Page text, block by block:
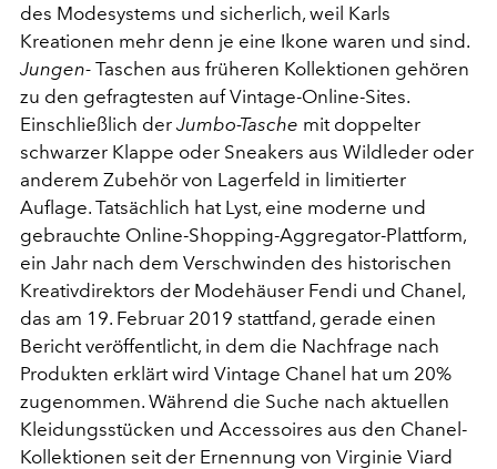
des Modesystems und sicherlich, weil Karls
Kreationen mehr denn je eine Ikone waren und sind.
Jungen- Taschen aus früheren Kollektionen gehören
zu den gefragtesten auf Vintage-Online-Sites.
Einschließlich der Jumbo-Tasche mit doppelter
schwarzer Klappe oder Sneakers aus Wildleder oder
anderem Zubehör von Lagerfeld in limitierter
Auflage. Tatsächlich hat Lyst, eine moderne und
gebrauchte Online-Shopping-Aggregator-Plattform,
ein Jahr nach dem Verschwinden des historischen
Kreativdirektors der Modehäuser Fendi und Chanel,
das am 19. Februar 2019 stattfand, gerade einen
Bericht veröffentlicht, in dem die Nachfrage nach
Produkten erklärt wird Vintage Chanel hat um 20%
zugenommen. Während die Suche nach aktuellen
Kleidungsstücken und Accessoires aus den Chanel-
Kollektionen seit der Ernennung von Virginie Viard